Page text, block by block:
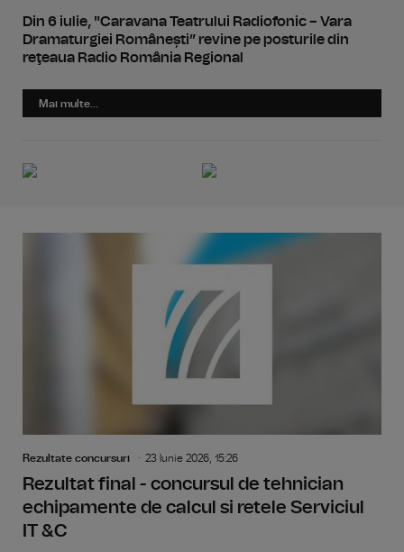
Din 6 iulie, "Caravana Teatrului Radiofonic – Vara
Dramaturgiei Românești” revine pe posturile din
reţeaua Radio România Regional
Mai multe...
Rezultate concursuri 23 Iunie 2026, 15:26
Rezultat final - concursul de tehnician
echipamente de calcul si retele Serviciul
IT &C